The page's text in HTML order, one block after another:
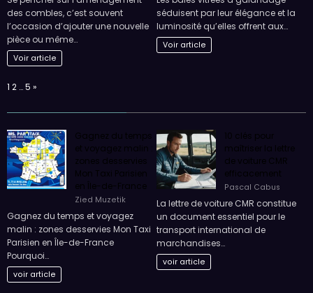
Se pencher sur l’aménagement
des combles, c’est souvent
l’occasion d’ajouter une nouvelle
pièce ou même…
Voir article
Les baies vitrées à galandage
séduisent par leur élégance et la
luminosité qu’elles offrent aux…
Voir article
Page:
Gagnez du temps
et voyagez malin :
zones desservies
Mon Taxi Parisien
Gagnez du temps et voyagez
malin : zones desservies Mon Taxi
Parisien en Île-de-France
Pourquoi…
voir article
10 clés pour
maîtriser la lettre
de voiture CMR
La lettre de voiture CMR constitue
un document essentiel pour le
transport international de
voir article